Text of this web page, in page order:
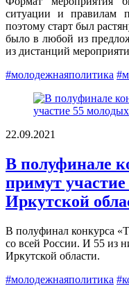
ситуации и правилам
поэтому старт был
было в любой из
из дистанций
#молодежнаяполитика
22.09.2021
В полуфинале
примут
Иркутской
В полуфинал конкурса
со всей России. И 55 из
Иркутской области.
#молодежнаяполитика